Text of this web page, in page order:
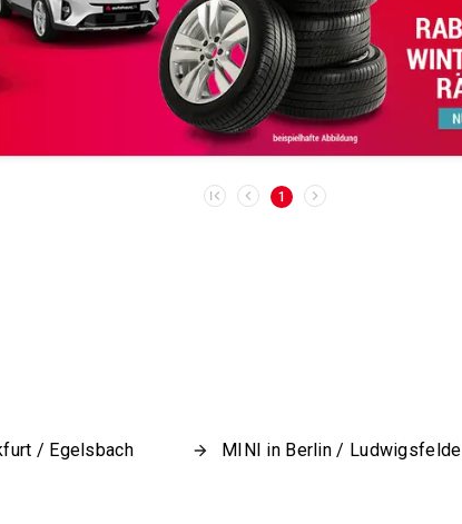
1
/ Egelsbach MINI in Berlin / Ludwigsfelde